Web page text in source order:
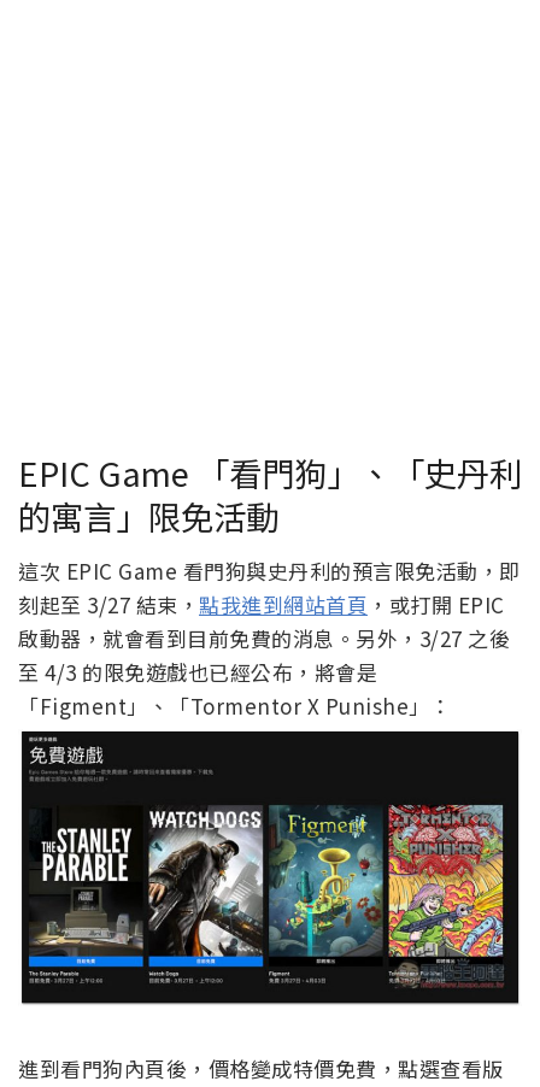
EPIC Game 「看門狗」、「史丹利
的寓言」限免活動
這次 EPIC Game 看門狗與史丹利的預言限免活動，即
刻起至 3/27 結束， 點我進到網站首頁 ，或打開 EPIC
啟動器，就會看到目前免費的消息。另外，3/27 之後
至 4/3 的限免遊戲也已經公布，將會是
「Figment」、「Tormentor X Punishe」：
進到看門狗內頁後，價格變成特價免費，點選查看版